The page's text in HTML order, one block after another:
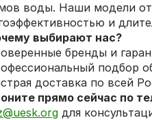
воды. Наши модели
и
выбирают нас?
бренды и
подбор
доставка по всей
прямо сейчас по
для